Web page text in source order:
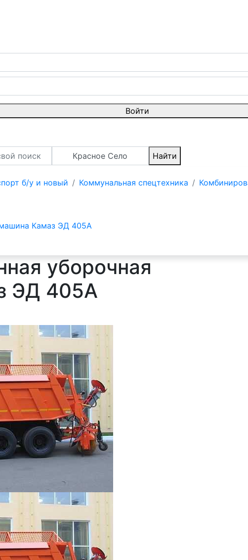
Войти
Красное Село Найти
б/у и новый Коммунальная спецтехника
Камаз ЭД 405А
уборочная
ЭД 405А